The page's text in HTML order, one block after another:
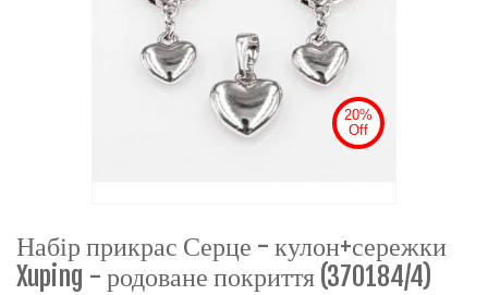
20%
Off
Набір прикрас Серце - кулон+сережки
Xuping - родоване покриття (370184/4)